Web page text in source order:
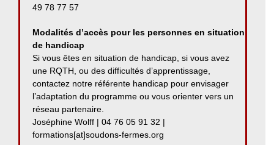
49 78 77 57
Modalités d’accès pour les personnes en situation
de handicap
Si vous êtes en situation de handicap, si vous avez
une RQTH, ou des difficultés d’apprentissage,
contactez notre référente handicap pour envisager
l’adaptation du programme ou vous orienter vers un
réseau partenaire.
Joséphine Wolff | 04 76 05 91 32 |
formations[at]soudons-fermes.org